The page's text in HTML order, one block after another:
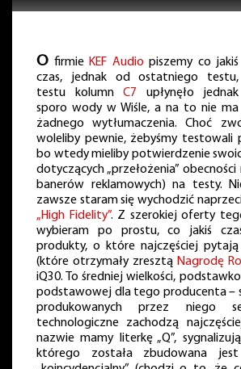
O firmie KEF Audio piszemy co jakiś
czas, jednak od ostatniego testu,
testu kolumn C7 upłynęło jednak
sporo wody w Wiśle, a na to nie ma
żadnego wytłumaczenia. Choć
woleliby pewnie, żebyśmy testowali
bo wtedy mieliby potwierdzenie
dotyczących „przełożenia”
banerów reklamowych) na testy.
zawsze staram się wychodzić
„High Fidelity”. Z szerokiej oferty
wybieram po prostu, co jakiś
produkty, o które najczęściej pytają
(które otrzymały zresztą Nagrodę
iQ30. To średniej wielkości,
podstawowej dla tego producenta –
produkowanych przez niego
technologiczne zachodzą
nazwie mamy literkę „Q”,
którego została zbudowana jest